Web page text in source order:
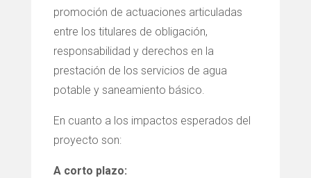
promoción de actuaciones articuladas
entre los titulares de obligación,
responsabilidad y derechos en la
prestación de los servicios de agua
potable y saneamiento básico.
En cuanto a los impactos esperados del
proyecto son:
A corto plazo: